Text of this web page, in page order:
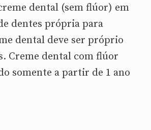
dental (sem flúor) em
dentes própria para
dental deve ser próprio
Creme dental com flúor
somente a partir de 1 ano